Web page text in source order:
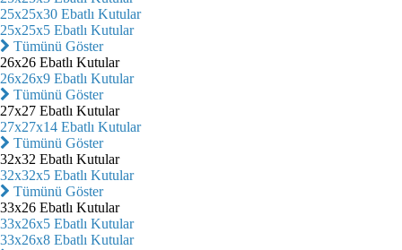
25x25x30 Ebatlı Kutular
25x25x5 Ebatlı Kutular
Tümünü Göster
26x26 Ebatlı Kutular
26x26x9 Ebatlı Kutular
Tümünü Göster
27x27 Ebatlı Kutular
27x27x14 Ebatlı Kutular
Tümünü Göster
32x32 Ebatlı Kutular
32x32x5 Ebatlı Kutular
Tümünü Göster
33x26 Ebatlı Kutular
33x26x5 Ebatlı Kutular
33x26x8 Ebatlı Kutular